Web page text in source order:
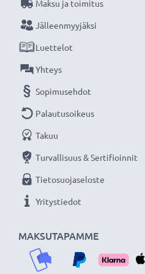
siksi tarjoamme 36
MAKSUTAPAMME
Maksu ja toimitus
Jälleenmyyjäksi
Luettelot
Yhteys
Sopimusehdot
Palautusoikeus
Takuu
Turvallisuus & Sertifioinnit
Tietosuojaseloste
Yritystiedot